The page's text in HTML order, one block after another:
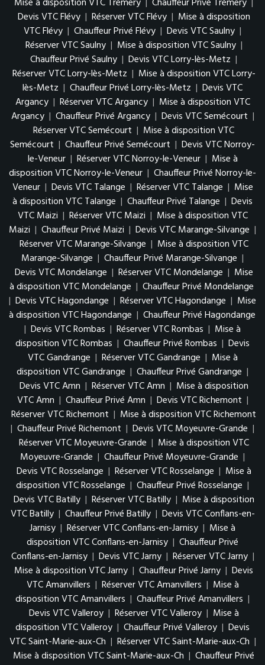
Devis VTC Flévy | Réserver VTC Flévy | Mise à disposition
VTC Flévy | Chauffeur Privé Flévy | Devis VTC Saulny |
Réserver VTC Saulny | Mise à disposition VTC Saulny |
Chauffeur Privé Saulny | Devis VTC Lorry-lès-Metz |
Réserver VTC Lorry-lès-Metz | Mise à disposition VTC Lorry-
lès-Metz | Chauffeur Privé Lorry-lès-Metz | Devis VTC
Argancy | Réserver VTC Argancy | Mise à disposition VTC
Argancy | Chauffeur Privé Argancy | Devis VTC Semécourt |
Réserver VTC Semécourt | Mise à disposition VTC
Semécourt | Chauffeur Privé Semécourt | Devis VTC Norroy-
le-Veneur | Réserver VTC Norroy-le-Veneur | Mise à
disposition VTC Norroy-le-Veneur | Chauffeur Privé Norroy-le-
Veneur | Devis VTC Talange | Réserver VTC Talange | Mise
à disposition VTC Talange | Chauffeur Privé Talange | Devis
VTC Maizi | Réserver VTC Maizi | Mise à disposition VTC
Maizi | Chauffeur Privé Maizi | Devis VTC Marange-Silvange |
Réserver VTC Marange-Silvange | Mise à disposition VTC
Marange-Silvange | Chauffeur Privé Marange-Silvange |
Devis VTC Mondelange | Réserver VTC Mondelange | Mise
à disposition VTC Mondelange | Chauffeur Privé Mondelange
| Devis VTC Hagondange | Réserver VTC Hagondange | Mise
à disposition VTC Hagondange | Chauffeur Privé Hagondange
| Devis VTC Rombas | Réserver VTC Rombas | Mise à
disposition VTC Rombas | Chauffeur Privé Rombas | Devis
VTC Gandrange | Réserver VTC Gandrange | Mise à
disposition VTC Gandrange | Chauffeur Privé Gandrange |
Devis VTC Amn | Réserver VTC Amn | Mise à disposition
VTC Amn | Chauffeur Privé Amn | Devis VTC Richemont |
Réserver VTC Richemont | Mise à disposition VTC Richemont
| Chauffeur Privé Richemont | Devis VTC Moyeuvre-Grande |
Réserver VTC Moyeuvre-Grande | Mise à disposition VTC
Moyeuvre-Grande | Chauffeur Privé Moyeuvre-Grande |
Devis VTC Rosselange | Réserver VTC Rosselange | Mise à
disposition VTC Rosselange | Chauffeur Privé Rosselange |
Devis VTC Batilly | Réserver VTC Batilly | Mise à disposition
VTC Batilly | Chauffeur Privé Batilly | Devis VTC Conflans-en-
Jarnisy | Réserver VTC Conflans-en-Jarnisy | Mise à
disposition VTC Conflans-en-Jarnisy | Chauffeur Privé
Conflans-en-Jarnisy | Devis VTC Jarny | Réserver VTC Jarny |
Mise à disposition VTC Jarny | Chauffeur Privé Jarny | Devis
VTC Amanvillers | Réserver VTC Amanvillers | Mise à
disposition VTC Amanvillers | Chauffeur Privé Amanvillers |
Devis VTC Valleroy | Réserver VTC Valleroy | Mise à
disposition VTC Valleroy | Chauffeur Privé Valleroy | Devis
VTC Saint-Marie-aux-Ch | Réserver VTC Saint-Marie-aux-Ch |
Mise à disposition VTC Saint-Marie-aux-Ch | Chauffeur Privé